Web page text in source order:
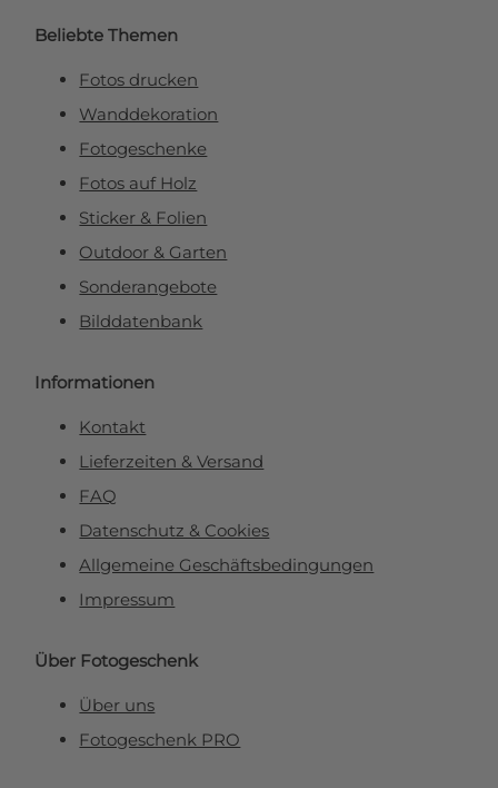
Beliebte Themen
Fotos drucken
Wanddekoration
Fotogeschenke
Fotos auf Holz
Sticker & Folien
Outdoor & Garten
Sonderangebote
Bilddatenbank
Informationen
Kontakt
Lieferzeiten & Versand
FAQ
Datenschutz & Cookies
Allgemeine Geschäftsbedingungen
Impressum
Über Fotogeschenk
Über uns
Fotogeschenk PRO